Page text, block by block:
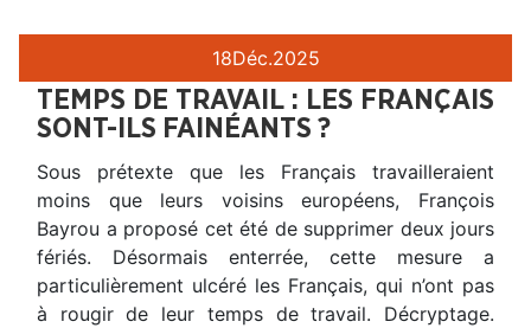
18Déc.2025
TEMPS DE TRAVAIL : LES FRANÇAIS
SONT-ILS FAINÉANTS ?
Sous prétexte que les Français travailleraient
moins que leurs voisins européens, François
Bayrou a proposé cet été de supprimer deux jours
fériés. Désormais enterrée, cette mesure a
particulièrement ulcéré les Français, qui n’ont pas
à rougir de leur temps de travail. Décryptage.